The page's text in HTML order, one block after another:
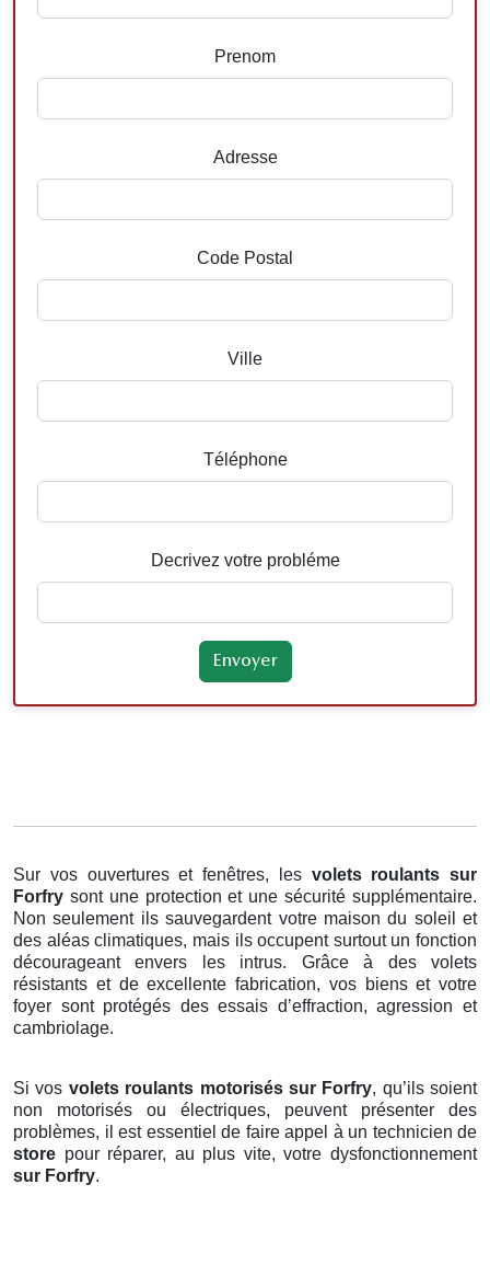
Prenom
Adresse
Code Postal
Ville
Téléphone
Decrivez votre probléme
Sur vos ouvertures et fenêtres, les volets roulants sur
Forfry sont une protection et une sécurité supplémentaire.
Non seulement ils sauvegardent votre maison du soleil et
des aléas climatiques, mais ils occupent surtout un fonction
décourageant envers les intrus. Grâce à des volets
résistants et de excellente fabrication, vos biens et votre
foyer sont protégés des essais d’effraction, agression et
cambriolage.
Si vos volets roulants motorisés sur Forfry, qu’ils soient
non motorisés ou électriques, peuvent présenter des
problèmes, il est essentiel de faire appel à un technicien de
store pour réparer, au plus vite, votre dysfonctionnement
sur Forfry.